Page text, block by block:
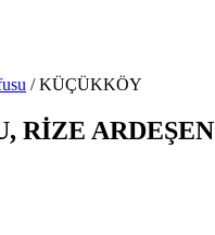
/KÜÇÜKKÖY
RİZE ARDEŞEN